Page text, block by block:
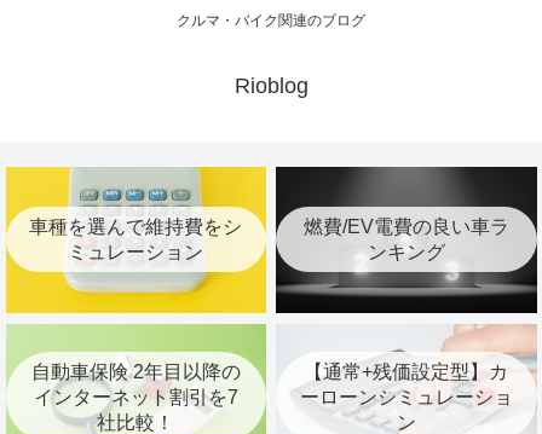
クルマ・バイク関連のブログ
Rioblog
車種を選んで維持費をシ
ミュレーション
燃費/EV電費の良い車ラ
ンキング
自動車保険 2年目以降の
インターネット割引を7
社比較！
【通常+残価設定型】カ
ーローンシミュレーショ
ン